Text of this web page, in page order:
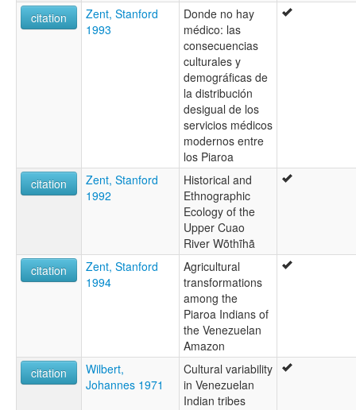
citation
Zent, Stanford
1993
Donde no hay
médico: las
consecuencias
culturales y
demográficas de
la distribución
desigual de los
servicios médicos
modernos entre
los Piaroa
citation
Zent, Stanford
1992
Historical and
Ethnographic
Ecology of the
Upper Cuao
River Wõthĩhã
citation
Zent, Stanford
1994
Agricultural
transformations
among the
Piaroa Indians of
the Venezuelan
Amazon
citation
Wilbert,
Johannes 1971
Cultural variability
in Venezuelan
Indian tribes